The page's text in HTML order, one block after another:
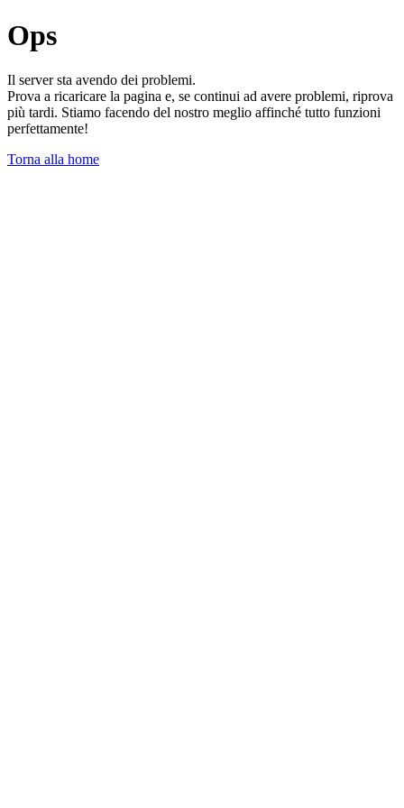
Ops
Il server sta avendo dei problemi.
Prova a ricaricare la pagina e, se continui ad avere problemi, riprova
più tardi. Stiamo facendo del nostro meglio affinché tutto funzioni
perfettamente!
Torna alla home